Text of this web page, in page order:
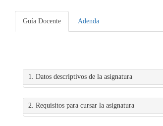
Guía Docente Adenda
1. Datos descriptivos de la asignatura
2. Requisitos para cursar la asignatura